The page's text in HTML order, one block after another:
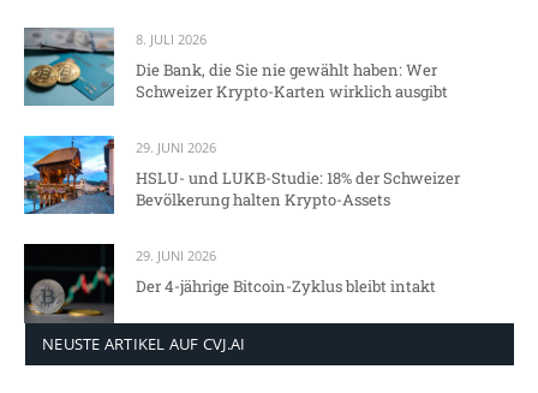
8. JULI 2026
Die Bank, die Sie nie gewählt haben: Wer
Schweizer Krypto-Karten wirklich ausgibt
29. JUNI 2026
HSLU- und LUKB-Studie: 18% der Schweizer
Bevölkerung halten Krypto-Assets
29. JUNI 2026
Der 4-jährige Bitcoin-Zyklus bleibt intakt
NEUSTE ARTIKEL AUF CVJ.AI